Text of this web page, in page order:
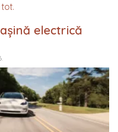
electrică